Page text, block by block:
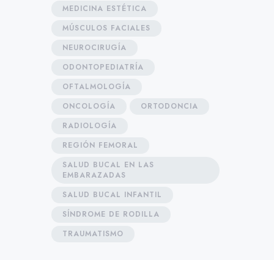
MEDICINA ESTÉTICA
MÚSCULOS FACIALES
NEUROCIRUGÍA
ODONTOPEDIATRÍA
OFTALMOLOGÍA
ONCOLOGÍA
ORTODONCIA
RADIOLOGÍA
REGIÓN FEMORAL
SALUD BUCAL EN LAS
EMBARAZADAS
SALUD BUCAL INFANTIL
SÍNDROME DE RODILLA
TRAUMATISMO